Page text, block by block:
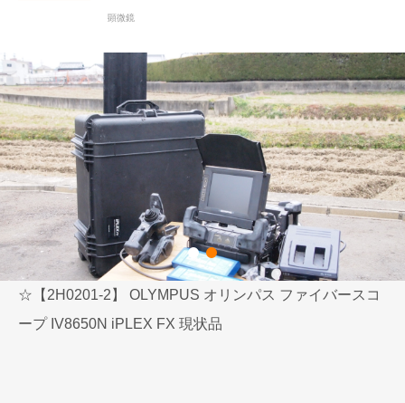
顕微鏡
☆【2H0201-2】 OLYMPUS オリンパス ファイバースコ
ープ IV8650N iPLEX FX 現状品